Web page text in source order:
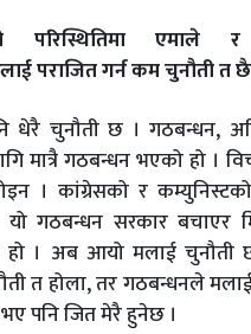
परिस्थितिमा एमाले
पराजित गर्न कम चुनौती त
धेरै चुनौती छ । गठबन्धन,
मात्रै गठबन्धन भएको हो ।
। कांग्रेसको र
गठबन्धन सरकार बचाएर
हो । अब आयो मलाई चुनौती
त होला, तर गठबन्धनले
पनि जित मेरै हुनेछ ।